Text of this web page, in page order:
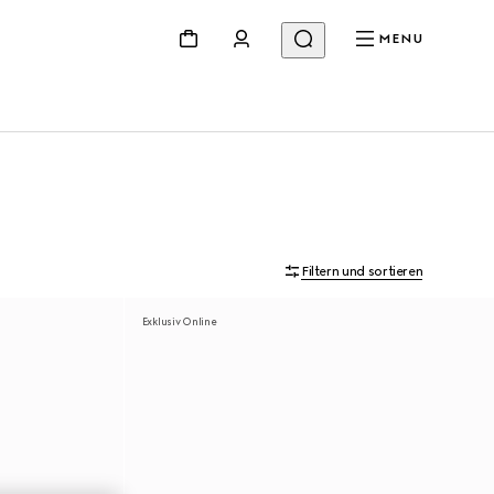
MENU
Filtern und sortieren
Exklusiv Online